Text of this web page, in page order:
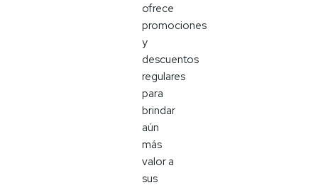
ofrece
promociones
y
descuentos
regulares
para
brindar
aún
más
valor a
sus